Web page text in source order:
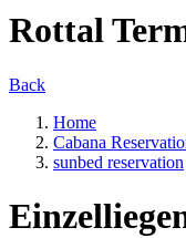
Rottal
Back
Home
Cabana
sunbed reservation